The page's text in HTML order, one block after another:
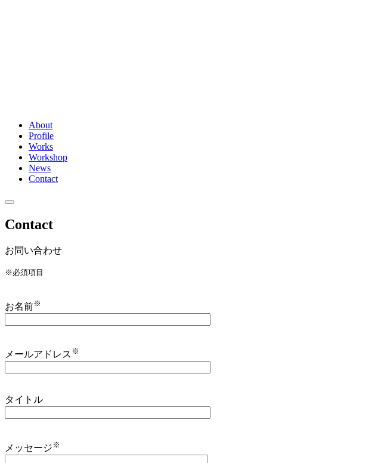
About
Profile
Works
Workshop
News
Contact
Contact
お問い合わせ
※ 必須項目
お名前※
メールアドレス ※
タイトル
メッセージ ※